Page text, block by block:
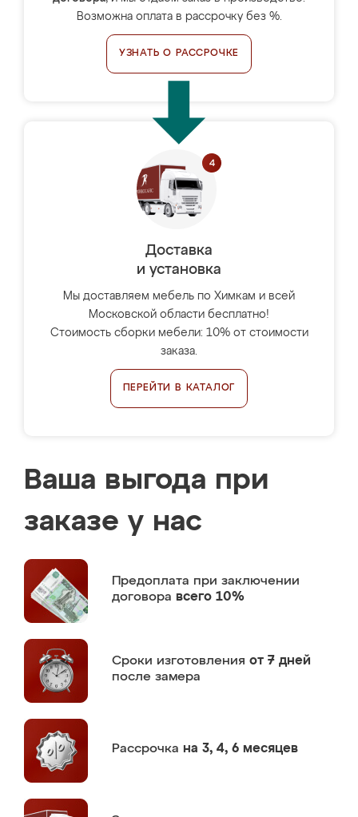
Возможна оплата в рассрочку без %.
УЗНАТЬ О РАССРОЧКЕ
Доставка
и установка
Мы доставляем мебель по Химкам и всей
Московской области бесплатно!
Стоимость сборки мебели: 10% от стоимости
заказа.
ПЕРЕЙТИ В КАТАЛОГ
Ваша выгода при
заказе у нас
Предоплата при заключении
договора всего 10%
Сроки изготовления от 7 дней
после замера
Рассрочка на 3, 4, 6 месяцев